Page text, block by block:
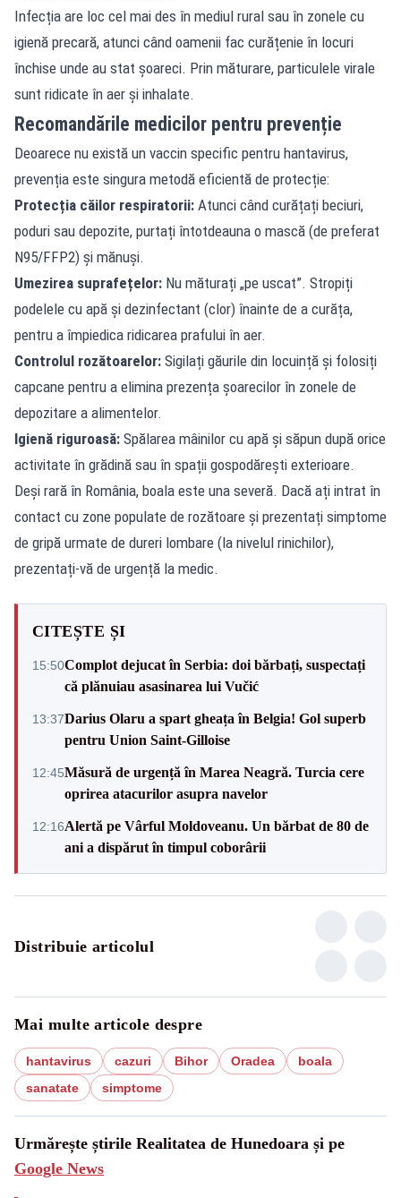
Infecția are loc cel mai des în mediul rural sau în zonele cu
igienă precară, atunci când oamenii fac curățenie în locuri
închise unde au stat șoareci. Prin măturare, particulele virale
sunt ridicate în aer și inhalate.
Recomandările medicilor pentru prevenție
Deoarece nu există un vaccin specific pentru hantavirus,
prevenția este singura metodă eficientă de protecție:
Protecția căilor respiratorii: Atunci când curățați beciuri,
poduri sau depozite, purtați întotdeauna o mască (de preferat
N95/FFP2) și mănuși.
Umezirea suprafețelor: Nu măturați „pe uscat”. Stropiți
podelele cu apă și dezinfectant (clor) înainte de a curăța,
pentru a împiedica ridicarea prafului în aer.
Controlul rozătoarelor: Sigilați găurile din locuință și folosiți
capcane pentru a elimina prezența șoarecilor în zonele de
depozitare a alimentelor.
Igienă riguroasă: Spălarea mâinilor cu apă și săpun după orice
activitate în grădină sau în spații gospodărești exterioare.
Deși rară în România, boala este una severă. Dacă ați intrat în
contact cu zone populate de rozătoare și prezentați simptome
de gripă urmate de dureri lombare (la nivelul rinichilor),
prezentați-vă de urgență la medic.
CITEȘTE ȘI
15:50Complot dejucat în Serbia: doi bărbați, suspectați
că plănuiau asasinarea lui Vučić
13:37Darius Olaru a spart gheața în Belgia! Gol superb
pentru Union Saint-Gilloise
12:45Măsură de urgență în Marea Neagră. Turcia cere
oprirea atacurilor asupra navelor
12:16Alertă pe Vârful Moldoveanu. Un bărbat de 80 de
ani a dispărut în timpul coborârii
Distribuie articolul
Mai multe articole despre
hantavirus cazuri Bihor Oradea
boala
sanatate
simptome
Urmărește știrile Realitatea de Hunedoara și pe
Google News